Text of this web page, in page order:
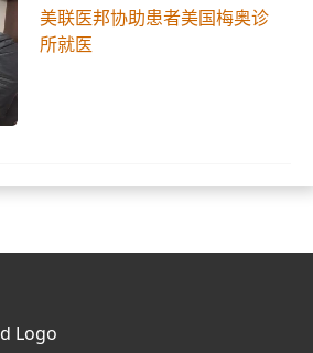
美联医邦协助患者美国梅奥诊
所就医